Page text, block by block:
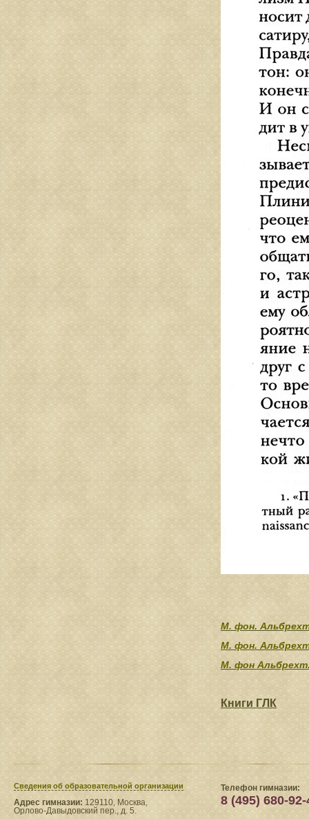
М. фон.
М. фон.
М. фон
Книги ГЛК
Сведения​ об образовательной организации
Адрес гимназии: 129110, Москва,
Орлово-Давыдовский пер., д. 5.
Телефон гимназии:
8 (495) 680-92-